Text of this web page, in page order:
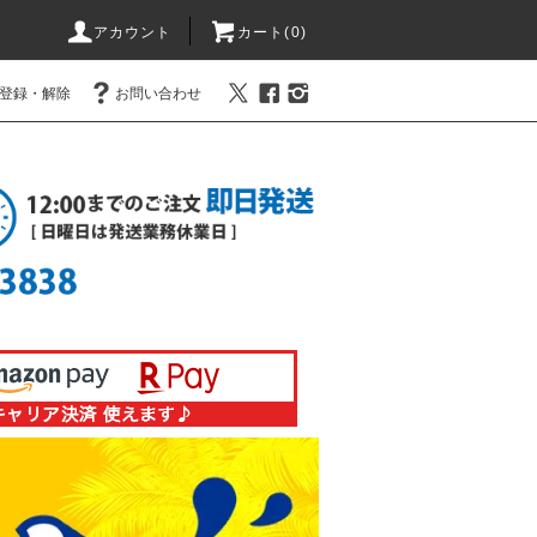
アカウント カート(0)
録・解除 お問い合わせ